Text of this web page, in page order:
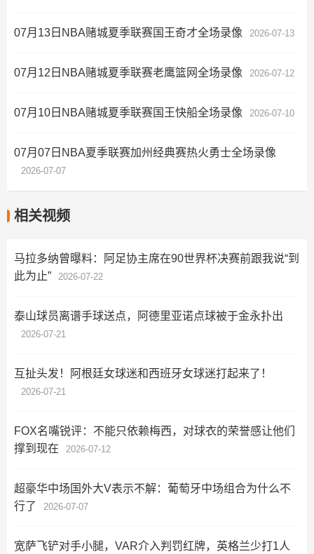
07月13日NBA赌城夏季联赛国王奇才全场录像 2026-07-13
07月12日NBA赌城夏季联赛老鹰篮网全场录像 2026-07-12
07月10日NBA赌城夏季联赛国王快船全场录像 2026-07-10
07月07日NBA夏季联赛加州经典赛热火勇士全场录像
2026-07-07
相关视频
马拉多纳曾曝料：阿足协主席在90世界杯决赛前跟我说“到
此为止”
2026-07-22
泰山球员离谱手球送点，阿德里亚诺点球被于金永扑出
2026-07-21
互扯头发！阿根廷女球迷和西班牙女球迷打起来了！
2026-07-21
FOX名嘴锐评：不能只依赖梅西，对球衣的荣誉感让他们
撑到现在
2026-07-12
超豪华中场国外大V表示不解：葡萄牙中场组合为什么不
行了
2026-07-07
宽萨飞铲对手小腿，VAR介入判罚红牌，英格兰少打1人